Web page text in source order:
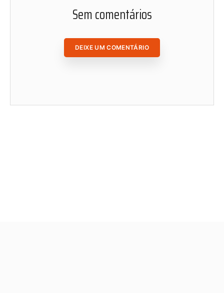
Sem comentários
DEIXE UM COMENTÁRIO